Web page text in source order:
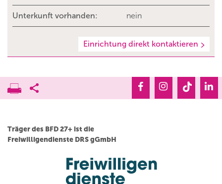
Unterkunft vorhanden: nein
Einrichtung direkt kontaktieren
Träger des BFD 27+ ist die
Freiwilligendienste DRS gGmbH